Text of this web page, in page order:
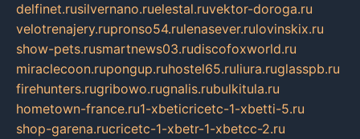
delfinet.rusilvernano.ruelestal.ruvektor-doroga.ru
velotrenajery.rupronso54.rulenasever.rulovinskix.ru
show-pets.rusmartnews03.rudiscofoxworld.ru
miraclecoon.rupongup.ruhostel65.ruliura.ruglasspb.ru
firehunters.rugribowo.rugnalis.rubulkitula.ru
hometown-france.ru1-xbeticricetc-1-xbetti-5.ru
shop-garena.rucricetc-1-xbetr-1-xbetcc-2.ru